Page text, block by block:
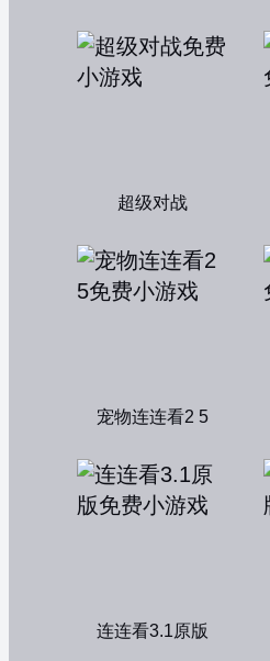
超级对战
宠物连连看2 5
连连看3.1原版